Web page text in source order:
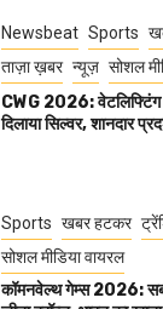
Newsbeat Sports
ताज़ा ख़बर न्यूज़ सोशल
CWG 2026: वेटलिफ्टिंग
दिलाया सिल्वर, शानदार
Sports खबर हटकर
सोशल मीडिया वायरल
कॉमनवेल्थ गेम्स 2026: